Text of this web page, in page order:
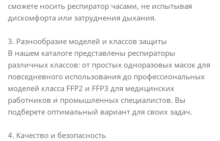
сможете носить респиратор часами, не испытывая
дискомфорта или затруднения дыхания.
3. Разнообразие моделей и классов защиты
В нашем каталоге представлены респираторы
различных классов: от простых одноразовых масок для
повседневного использования до профессиональных
моделей класса FFP2 и FFP3 для медицинских
работников и промышленных специалистов. Вы
подберете оптимальный вариант для своих задач.
4. Качество и безопасность